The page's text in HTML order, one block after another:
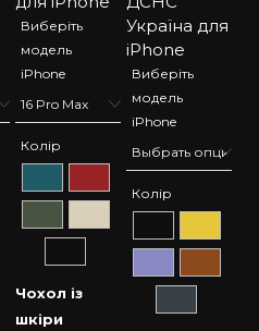
Виберіть
модель
iPhone
Колір
Чохол із
шкіри
Виберіть
модель
iPhone
Колір